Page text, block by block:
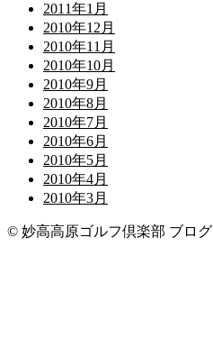
2011年1月
2010年12月
2010年11月
2010年10月
2010年9月
2010年8月
2010年7月
2010年6月
2010年5月
2010年4月
2010年3月
© 妙高高原ゴルフ倶楽部 ブログ